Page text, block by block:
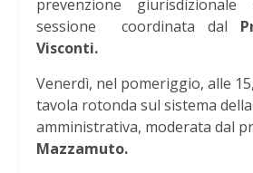
prevenzione
sessione coordinata dal
Visconti.
Venerdì, nel pomeriggio, alle
tavola rotonda sul sistema
amministrativa, moderata dal
Mazzamuto.